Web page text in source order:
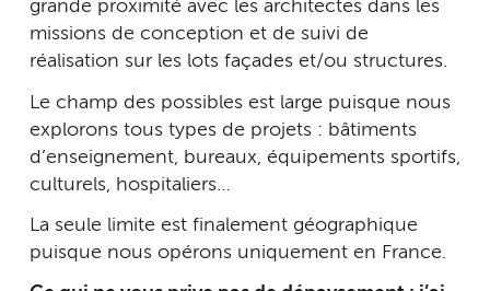
grande proximité avec les architectes dans les
missions de conception et de suivi de
réalisation sur les lots façades et/ou structures.
Le champ des possibles est large puisque nous
explorons tous types de projets : bâtiments
d’enseignement, bureaux, équipements sportifs,
culturels, hospitaliers…
La seule limite est finalement géographique
puisque nous opérons uniquement en France.